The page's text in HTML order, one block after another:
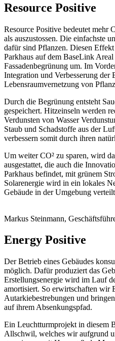
Resource Positive
Resource Positive bedeutet mehr
als auszustossen. Die einfachste
dafür sind Pflanzen. Diesen
Parkhaus auf dem BaseLink
Fassadenbegrünung um. Im
Integration und Verbesserung der
Lebensraumvernetzung von
Durch die Begrünung entsteht
gespeichert. Hitzeinseln werden
Verdunsten von Wasser
Staub und Schadstoffe aus der
verbessern somit durch ihren
Um weiter CO² zu sparen, wird
ausgestattet, die auch die
Parkhaus befindet, mit grünem
Solarenergie wird in ein lokales
Gebäude in der Umgebung verteilt
Markus Steinmann,
Energy Positive
Der Betrieb eines Gebäudes
möglich. Dafür produziert das
Erstellungsenergie wird im Lauf
amortisiert. So erwirtschaften wir
Autarkiebestrebungen und
auf ihrem Absenkungspfad.
Ein Leuchtturmprojekt in diesem
Allschwil, welches wir aufgrund